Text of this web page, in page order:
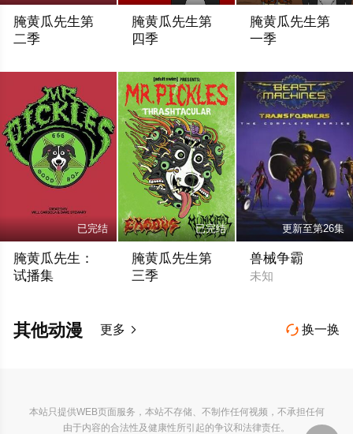
腌黄瓜先生第
二季
腌黄瓜先生第
四季
腌黄瓜先生第
一季
已完结
腌黄瓜先生：
试播集
已完结
腌黄瓜先生第
三季
更新至第26集
兽械争霸
未知
 换一换
其他动漫 更多 
本站只提供WEB页面服务，本站不存储、不制作任何视频，不承担任何
由于内容的合法性及健康性所引起的争议和法律责任。